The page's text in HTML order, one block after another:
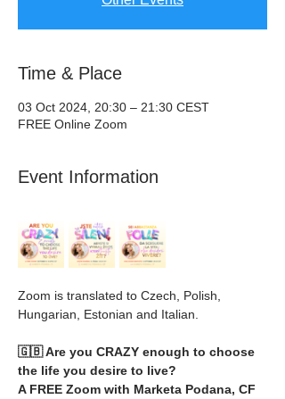
Time & Place
03 Oct 2024, 20:30 – 21:30 CEST
FREE Online Zoom
Event Information
Zoom is translated to Czech, Polish,
Hungarian, Estonian and Italian.
🇬🇧 Are you CRAZY enough to choose
the life you desire to live?
A FREE Zoom with Marketa Podana, CF